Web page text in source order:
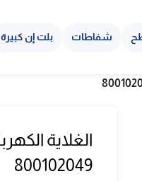
شفاطات بلت إن كبيرة
800102049